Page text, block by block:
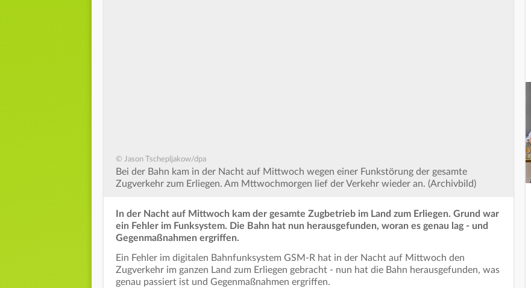
© Jason Tschepljakow/dpa
Bei der Bahn kam in der Nacht auf Mittwoch wegen einer Funkstörung der gesamte
Zugverkehr zum Erliegen. Am Mttwochmorgen lief der Verkehr wieder an. (Archivbild)
In der Nacht auf Mittwoch kam der gesamte Zugbetrieb im Land zum Erliegen. Grund war
ein Fehler im Funksystem. Die Bahn hat nun herausgefunden, woran es genau lag - und
Gegenmaßnahmen ergriffen.
Ein Fehler im digitalen Bahnfunksystem GSM-R hat in der Nacht auf Mittwoch den
Zugverkehr im ganzen Land zum Erliegen gebracht - nun hat die Bahn herausgefunden, was
genau passiert ist und Gegenmaßnahmen ergriffen.